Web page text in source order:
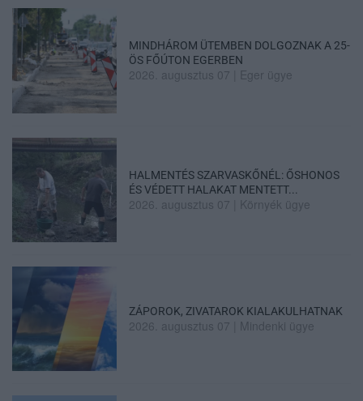
MINDHÁROM ÜTEMBEN DOLGOZNAK A 25-
ÖS FŐÚTON EGERBEN
2026. augusztus 07 Eger ügye
HALMENTÉS SZARVASKŐNÉL: ŐSHONOS
ÉS VÉDETT HALAKAT MENTETT...
2026. augusztus 07 Környék ügye
ZÁPOROK, ZIVATAROK KIALAKULHATNAK
2026. augusztus 07 Mindenki ügye